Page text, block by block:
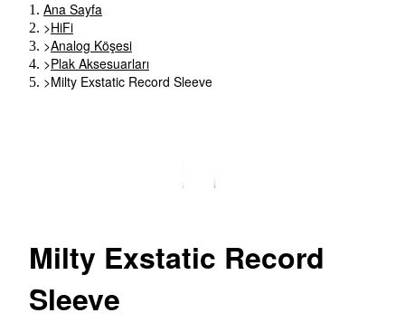
Ana Sayfa
>HiFi
>Analog Köşesi
>Plak Aksesuarları
>Milty Exstatic Record Sleeve
Milty Exstatic Record
Sleeve